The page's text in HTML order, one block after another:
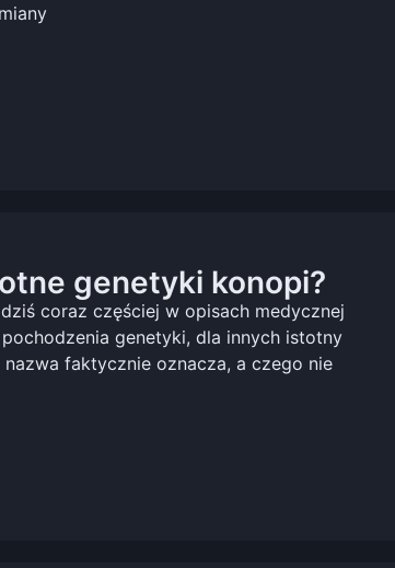
genetyki konopi?
coraz częściej w opisach medycznej
genetyki, dla innych istotny
faktycznie oznacza, a czego nie